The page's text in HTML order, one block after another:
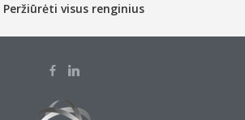
Peržiūrėti visus renginius